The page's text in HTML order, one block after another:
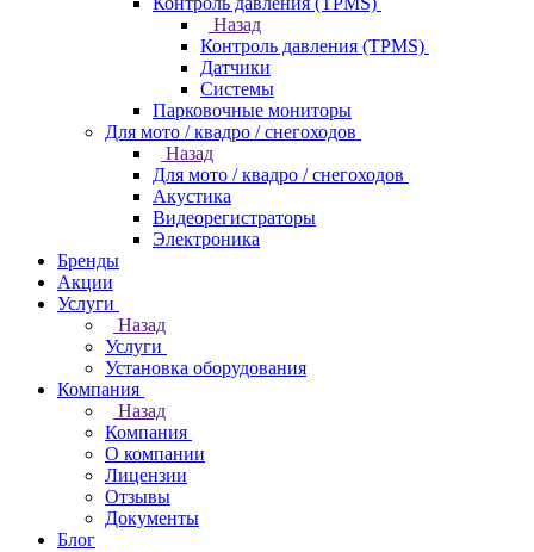
Назад
Контроль давления (TPMS)
Датчики
Системы
Парковочные мониторы
Для мото / квадро / снегоходов
Назад
Для мото / квадро / снегоходов
Акустика
Видеорегистраторы
Электроника
Бренды
Акции
Услуги
Назад
Услуги
Установка оборудования
Компания
Назад
Компания
О компании
Лицензии
Отзывы
Документы
Блог